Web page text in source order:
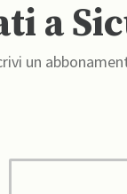
a
un